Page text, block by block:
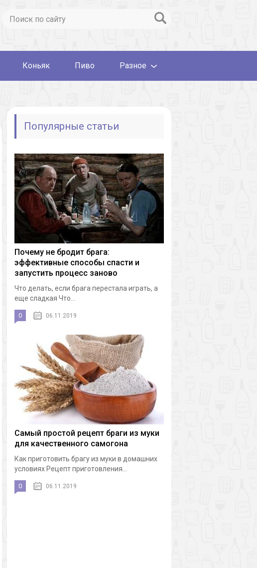
Коньяк Пиво Разное
Популярные статьи
Почему не бродит брага:
эффективные способы спасти и
запустить процесс заново
Что делать, если брага перестала играть, а
еще сладкая Что...
0 06.11.2019
Самый простой рецепт браги из муки
для качественного самогона
Как приготовить брагу из муки в домашних
условиях Рецепт приготовления...
0 06.11.2019